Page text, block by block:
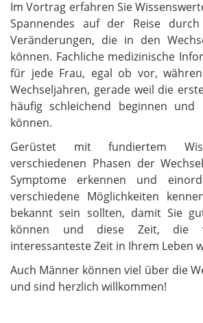
Im Vortrag erfahren Sie
Spannendes auf der Reise
Veränderungen, die in den
können. Fachliche medizinische
für jede Frau, egal ob vor,
Wechseljahren, gerade weil die
häufig schleichend beginnen und
können.
Gerüstet mit fundiertem
verschiedenen Phasen der
Symptome erkennen und
verschiedene Möglichkeiten
bekannt sein sollten, damit Sie
können und diese Zeit, die
interessanteste Zeit in Ihrem Leben
Auch Männer können viel über die
und sind herzlich willkommen!